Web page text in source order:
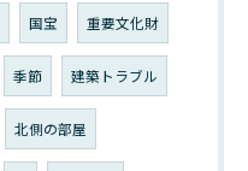
国宝 重要文化財
季節 建築トラブル
北側の部屋